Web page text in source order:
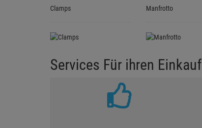
Clamps Manfrotto
Services Für ihren Einkauf